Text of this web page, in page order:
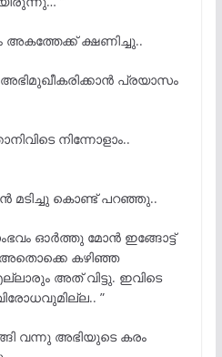
ക്ഷണിച്ചു..
പ്രയാസം
നിന്നോളാം..
മടിച്ചു കൊണ്ട് പറഞ്ഞു..
ഓര്ത്തു മോന്ഇങ്ങോട്ട്
കഴിഞ്ഞ
അത് വിട്ടു. ഇവിടെ
”
വന്നു അഭിയുടെ കരം